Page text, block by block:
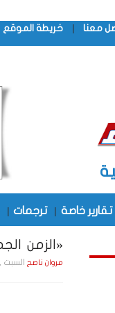
معنا | خريطة الموقع
تقارير خاصة | ترجمات |
«الزمن
مروان ناصحالسبت , 23 أغـسـطـس , 2025 الساعة 7:54:59 PM